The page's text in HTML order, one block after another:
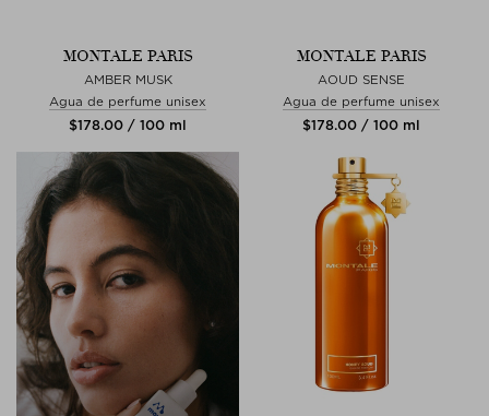
MONTALE PARIS
AMBER MUSK
Agua de perfume unisex
$‌178.00 / 100 ml
MONTALE PARIS
AOUD SENSE
Agua de perfume unisex
$‌178.00 / 100 ml